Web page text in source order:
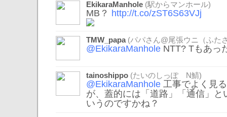
EkikaraManhole (駅からマンホール)
MB？ http://t.co/zST6S63VJj
TMW_papa(パパさん@尾張ウニ（ふた
@EkikaraManhole NTT? Tもあっ
tainoshippo (たいのしっぽ N鯖)
@EkikaraManhole 工事でよく見
が、蓋的には「道路」「通信」
いうのですかね？